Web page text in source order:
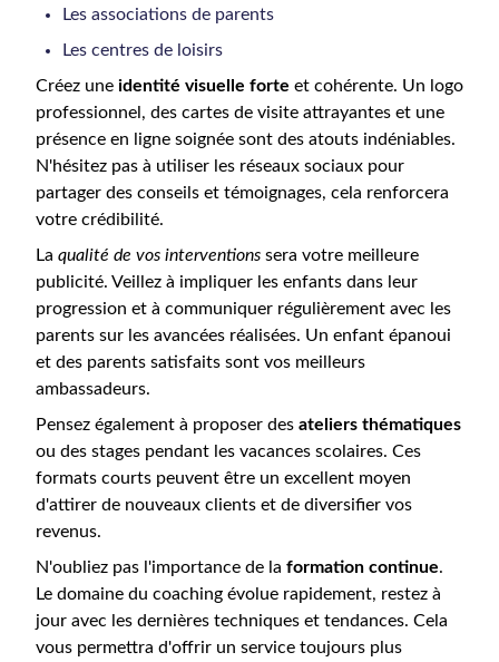
Les associations de parents
Les centres de loisirs
Créez une identité visuelle forte et cohérente. Un logo
professionnel, des cartes de visite attrayantes et une
présence en ligne soignée sont des atouts indéniables.
N'hésitez pas à utiliser les réseaux sociaux pour
partager des conseils et témoignages, cela renforcera
votre crédibilité.
La qualité de vos interventions sera votre meilleure
publicité. Veillez à impliquer les enfants dans leur
progression et à communiquer régulièrement avec les
parents sur les avancées réalisées. Un enfant épanoui
et des parents satisfaits sont vos meilleurs
ambassadeurs.
Pensez également à proposer des ateliers thématiques
ou des stages pendant les vacances scolaires. Ces
formats courts peuvent être un excellent moyen
d'attirer de nouveaux clients et de diversifier vos
revenus.
N'oubliez pas l'importance de la formation continue.
Le domaine du coaching évolue rapidement, restez à
jour avec les dernières techniques et tendances. Cela
vous permettra d'offrir un service toujours plus